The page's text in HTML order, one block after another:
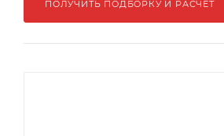
ПОЛУЧИТЬ ПОДБОРКУ И РАСЧЁТ